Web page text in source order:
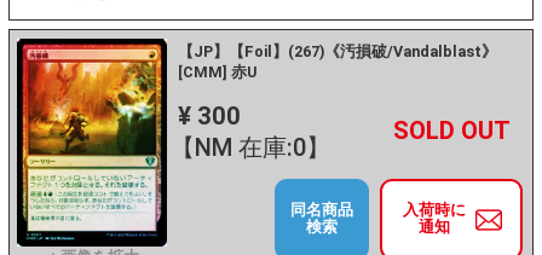
【JP】【Foil】(267)《汚損破/Vandalblast》
[CMM] 赤U
¥ 300
【NM 在庫:0】
－ +
入荷時に
通知
同名商品
検索